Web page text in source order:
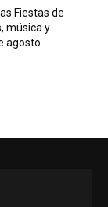
Fiestas de
música y
agosto